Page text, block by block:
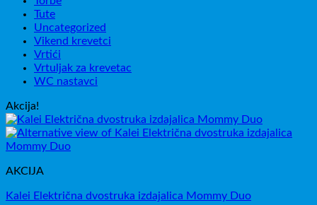
Tute
Uncategorized
Vikend krevetci
Vrtići
Vrtuljak za krevetac
WC nastavci
Akcija!
AKCIJA
Kalei Električna dvostruka izdajalica Mommy Duo